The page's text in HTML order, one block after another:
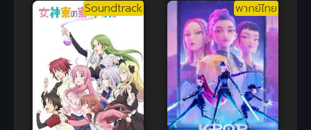
Soundtrack พากย์ไทย